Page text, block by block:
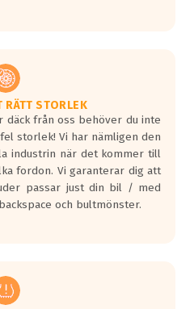
det finnas
Hög
vågor
om det är
år 2016.
är redan
RÄTT STORLEK
från oss behöver du inte
storlek! Vi har nämligen den
industrin när det kommer till
fordon. Vi garanterar dig att
passar just din bil / med
och bultmönster.